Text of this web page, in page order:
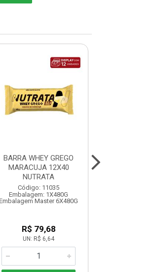
BARRA WHEY GREGO
MARACUJA 12X40
NUTRATA
Código: 11035
Embalagem: 1X480G
Master 6X480G
R$ 79,68
UN: R$ 6,64